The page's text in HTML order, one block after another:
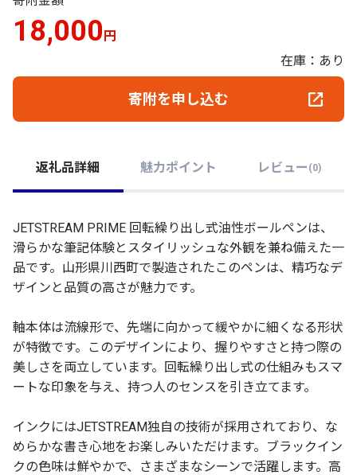
18,000 円
在庫：あり
寄附を申し込む
返礼品詳細 魅力ポイント レビュー (0)
JETSTREAM PRIME 回転繰り出し式油性ボールペンは、
滑らかな筆記体験とスタイリッシュな外観を兼ね備えた一
品です。山形県川西町で製造されたこのペンは、精巧なデ
ザインと品質の高さが魅力です。
軸本体は流線形で、先端に向かって緩やかに細くなる形状
が特徴です。このデザインにより、握りやすさと持つ際の
美しさを両立しています。回転繰り出し式の仕組みもスマ
ートな印象を与え、持つ人のセンスを引き立てます。
インクにはJETSTREAM独自の技術が採用されており、な
めらかな書き心地をお楽しみいただけます。ブラックイン
クの色味は鮮やかで、さまざまなシーンで活躍します。高